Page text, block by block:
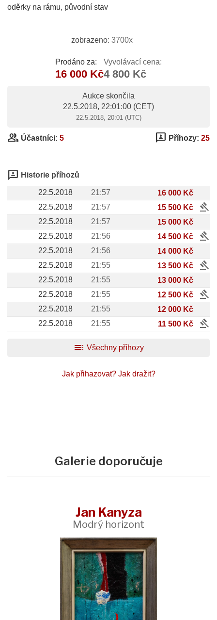
oděrky na rámu, původní stav
zobrazeno: 3700x
Prodáno za:
16 000 Kč
Vyvolávací cena:
4 800 Kč
Aukce skončila
22.5.2018, 22:01:00 (CET)
22.5.2018, 20:01 (UTC)
group Účastníci: 5 3p Příhozy: 25
3p Historie příhozů
22.5.2018 21:57
16 000 Kč
22.5.2018
21:57 15 500 Kč gavel
22.5.2018 21:57
15 000 Kč
22.5.2018
21:56 14 500 Kč gavel
22.5.2018 21:56
14 000 Kč
22.5.2018
21:55 13 500 Kč gavel
22.5.2018 21:55
13 000 Kč
22.5.2018
21:55 12 500 Kč gavel
22.5.2018 21:55
12 000 Kč
22.5.2018
21:55 11 500 Kč
gavel
toc Všechny příhozy
Jak přihazovat? Jak dražit?
Galerie doporučuje
Jan Kanyza
Modrý horizont